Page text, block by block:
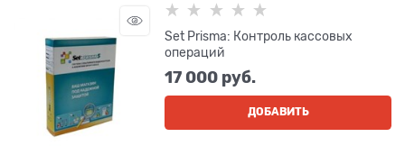
Set Prisma: Контроль кассовых
операций
17 000 руб.
ДОБАВИТЬ